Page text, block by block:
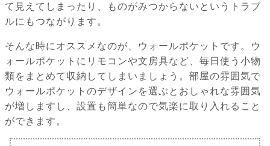
て見えてしまったり、ものがみつからないというトラブ
ルにもつながります。
そんな時にオススメなのが、ウォールポケットです。ウ
ォールポケットにリモコンや文房具など、毎日使う小物
類をまとめて収納してしまいましょう。部屋の雰囲気で
ウォールポケットのデザインを選ぶとおしゃれな雰囲気
が増しますし、設置も簡単なので気楽に取り入れること
ができます。